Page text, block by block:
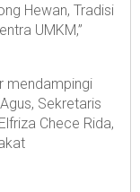
Hewan, Tradisi
UMKM,”
mendampingi
Sekretaris
Chece Rida,